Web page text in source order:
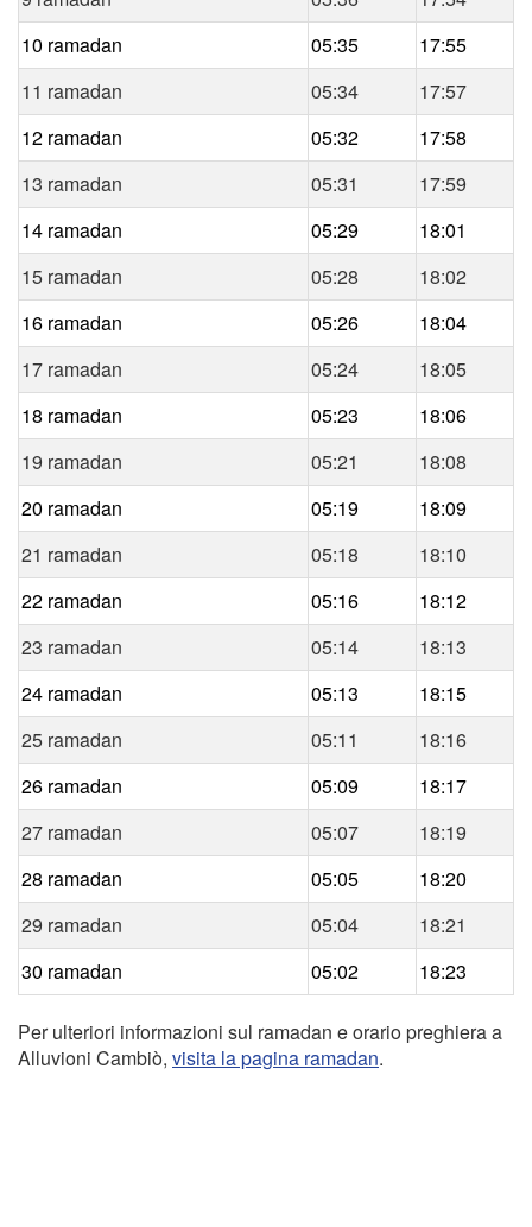
10 ramadan
05:35
17:55
11 ramadan
05:34
17:57
12 ramadan
05:32
17:58
13 ramadan
05:31
17:59
14 ramadan
05:29
18:01
15 ramadan
05:28
18:02
16 ramadan
05:26
18:04
17 ramadan
05:24
18:05
18 ramadan
05:23
18:06
19 ramadan
05:21
18:08
20 ramadan
05:19
18:09
21 ramadan
05:18
18:10
22 ramadan
05:16
18:12
23 ramadan
05:14
18:13
24 ramadan
05:13
18:15
25 ramadan
05:11
18:16
26 ramadan
05:09
18:17
27 ramadan
05:07
18:19
28 ramadan
05:05
18:20
29 ramadan
05:04
18:21
30 ramadan
05:02 18:23
Per ulteriori informazioni sul ramadan e orario preghiera a
Alluvioni Cambiò, visita la pagina ramadan.